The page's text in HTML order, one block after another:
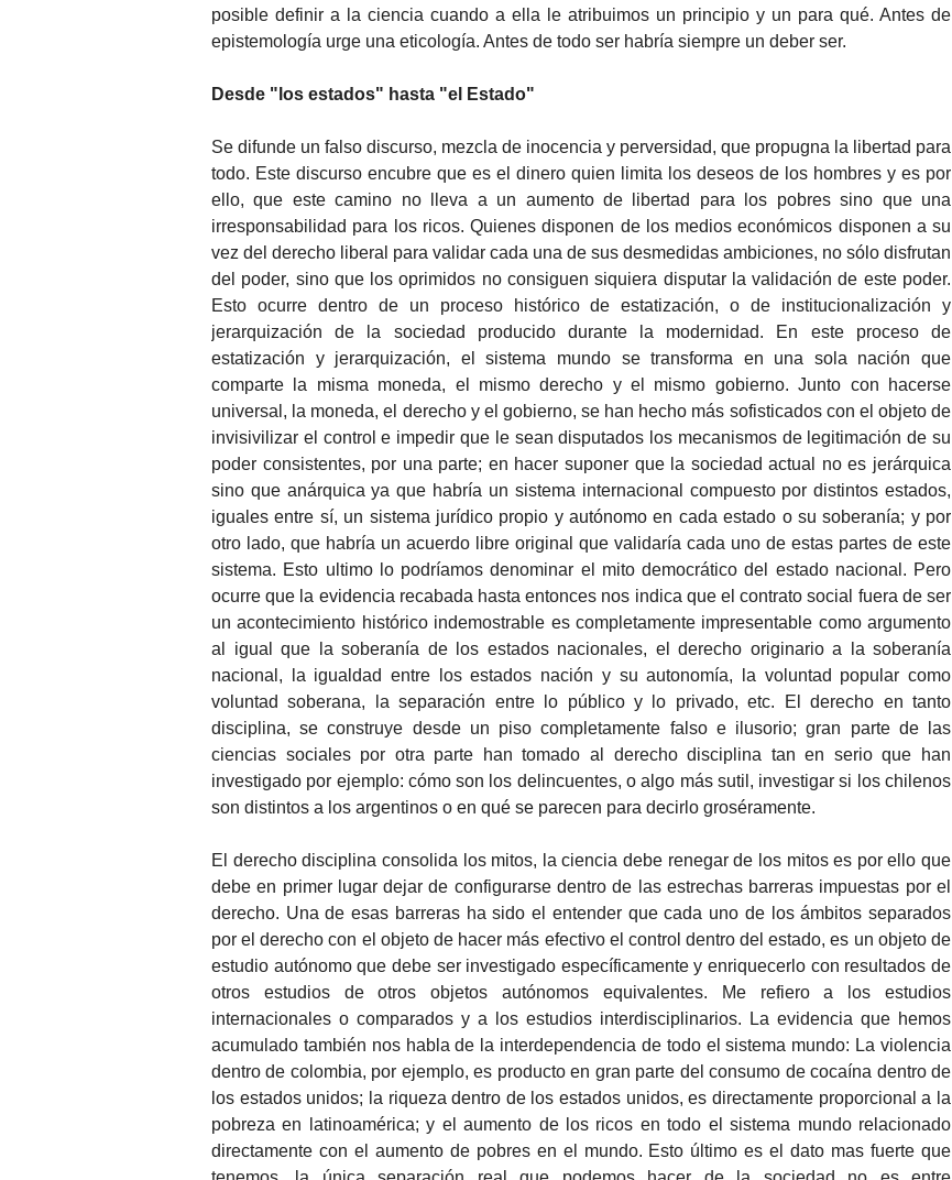
posible definir a la ciencia cuando a ella le atribuimos un principio y un para qué. Antes de
epistemología urge una eticología. Antes de todo ser habría siempre un deber ser.
Desde "los estados" hasta "el Estado"
Se difunde un falso discurso, mezcla de inocencia y perversidad, que propugna la libertad para
todo. Este discurso encubre que es el dinero quien limita los deseos de los hombres y es por
ello, que este camino no lleva a un aumento de libertad para los pobres sino que una
irresponsabilidad para los ricos. Quienes disponen de los medios económicos disponen a su
vez del derecho liberal para validar cada una de sus desmedidas ambiciones, no sólo disfrutan
del poder, sino que los oprimidos no consiguen siquiera disputar la validación de este poder.
Esto ocurre dentro de un proceso histórico de estatización, o de institucionalización y
jerarquización de la sociedad producido durante la modernidad. En este proceso de
estatización y jerarquización, el sistema mundo se transforma en una sola nación que
comparte la misma moneda, el mismo derecho y el mismo gobierno. Junto con hacerse
universal, la moneda, el derecho y el gobierno, se han hecho más sofisticados con el objeto de
invisivilizar el control e impedir que le sean disputados los mecanismos de legitimación de su
poder consistentes, por una parte; en hacer suponer que la sociedad actual no es jerárquica
sino que anárquica ya que habría un sistema internacional compuesto por distintos estados,
iguales entre sí, un sistema jurídico propio y autónomo en cada estado o su soberanía; y por
otro lado, que habría un acuerdo libre original que validaría cada uno de estas partes de este
sistema. Esto ultimo lo podríamos denominar el mito democrático del estado nacional. Pero
ocurre que la evidencia recabada hasta entonces nos indica que el contrato social fuera de ser
un acontecimiento histórico indemostrable es completamente impresentable como argumento
al igual que la soberanía de los estados nacionales, el derecho originario a la soberanía
nacional, la igualdad entre los estados nación y su autonomía, la voluntad popular como
voluntad soberana, la separación entre lo público y lo privado, etc. El derecho en tanto
disciplina, se construye desde un piso completamente falso e ilusorio; gran parte de las
ciencias sociales por otra parte han tomado al derecho disciplina tan en serio que han
investigado por ejemplo: cómo son los delincuentes, o algo más sutil, investigar si los chilenos
son distintos a los argentinos o en qué se parecen para decirlo groséramente.
El derecho disciplina consolida los mitos, la ciencia debe renegar de los mitos es por ello que
debe en primer lugar dejar de configurarse dentro de las estrechas barreras impuestas por el
derecho. Una de esas barreras ha sido el entender que cada uno de los ámbitos separados
por el derecho con el objeto de hacer más efectivo el control dentro del estado, es un objeto de
estudio autónomo que debe ser investigado específicamente y enriquecerlo con resultados de
otros estudios de otros objetos autónomos equivalentes. Me refiero a los estudios
internacionales o comparados y a los estudios interdisciplinarios. La evidencia que hemos
acumulado también nos habla de la interdependencia de todo el sistema mundo: La violencia
dentro de colombia, por ejemplo, es producto en gran parte del consumo de cocaína dentro de
los estados unidos; la riqueza dentro de los estados unidos, es directamente proporcional a la
pobreza en latinoamérica; y el aumento de los ricos en todo el sistema mundo relacionado
directamente con el aumento de pobres en el mundo. Esto último es el dato mas fuerte que